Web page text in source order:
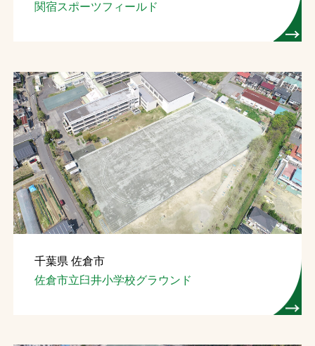
関宿スポーツフィールド
千葉県 佐倉市
佐倉市立臼井小学校グラウンド